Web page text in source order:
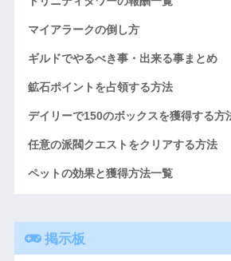
マイアラークの倒し方
ギルドでやるべき事・出来る事まとめ
鉱石ポイントを占領する方法
デイリーで150のボックスを獲得する方
任意の派閥クエストをクリアする方法
ペットの効果と獲得方法一覧
掲示板